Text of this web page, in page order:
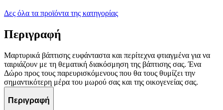
Δες όλα τα προϊόντα της κατηγορίας
Περιγραφή
Μαρτυρικά βάπτισης ευφάνταστα και περίτεχνα φτιαγμένα για να
ταιριάζουν με τη θεματική διακόσμηση της βάπτισης σας. Ένα
Δώρο προς τους παρευρισκόμενους που θα τους θυμίζει την
σημαντικότερη μέρα του μωρού σας και της οικογενείας σας.
Περιγραφή